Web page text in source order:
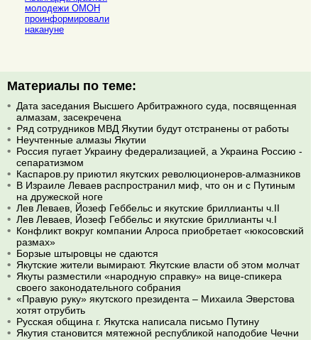
молодежи ОМОН
проинформировали
накануне
Материалы по теме:
Дата заседания Высшего Арбитражного суда, посвященная
алмазам, засекречена
Ряд сотрудников МВД Якутии будут отстранены от работы
Неучтенные алмазы Якутии
Россия пугает Украину федерализацией, а Украина Россию -
сепаратизмом
Каспаров.ру приютил якутских революционеров-алмазников
В Израиле Леваев распространил миф, что он и с Путиным
на дружеской ноге
Лев Леваев, Йозеф Геббельс и якутские бриллианты ч.II
Лев Леваев, Йозеф Геббельс и якутские бриллианты ч.I
Конфликт вокруг компании Алроса приобретает «юкосовский
размах»
Борзые штыровцы не сдаются
Якутские жители вымирают. Якутские власти об этом молчат
Якуты разместили «народную справку» на вице-спикера
своего законодательного собрания
«Правую руку» якутского президента – Михаила Эверстова
хотят отрубить
Русская община г. Якутска написала письмо Путину
Якутия становится мятежной республикой наподобие Чечни